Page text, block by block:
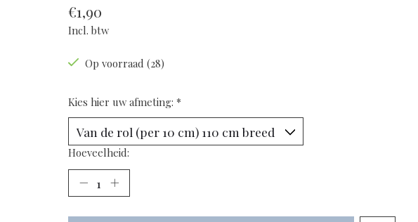
€1,90
Incl. btw
Op voorraad (28)
Kies hier uw afmeting: *
Hoeveelheid: